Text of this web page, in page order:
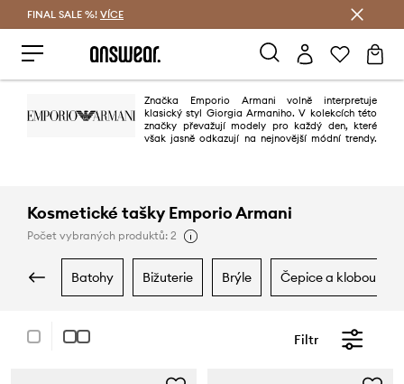
FINAL SALE %! VÍCE
Značka Emporio Armani volně interpretuje
klasický styl Giorgia Armaniho. V kolekcích této
značky převažují modely pro každý den, které
však jasně odkazují na nejnovější módní trendy.
Kosmetické tašky Emporio Armani
Počet vybraných produktů: 2
batohy bižuterie brýle čepice a klobouky
Filtr